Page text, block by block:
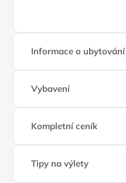
Informace o ubytování
Vybavení
Kompletní ceník
Tipy na výlety